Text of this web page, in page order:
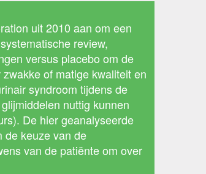
uit 2010 aan om een
review,
versus placebo om de
of matige kwaliteit en
syndroom tijdens de
nuttig kunnen
De hier geanalyseerde
de keuze van de
van de patiënte om over